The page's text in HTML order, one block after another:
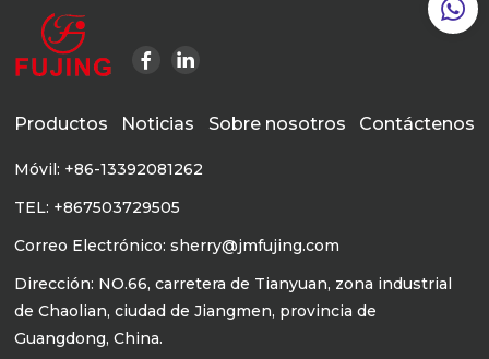
Productos Noticias Sobre nosotros Contáctenos
Móvil: +86-13392081262
TEL: +867503729505
Correo Electrónico: sherry@jmfujing.com
Dirección: NO.66, carretera de Tianyuan, zona industrial
de Chaolian, ciudad de Jiangmen, provincia de
Guangdong, China.